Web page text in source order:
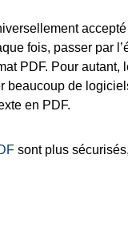
fois, passer par
PDF. Pour
beaucoup de
en PDF.
sont plus